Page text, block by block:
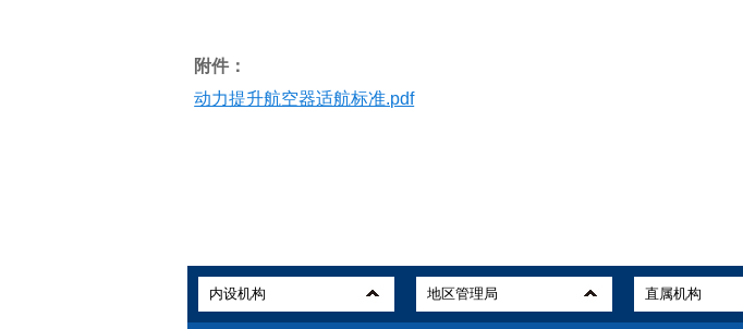
附件：
动力提升航空器适航标准.pdf